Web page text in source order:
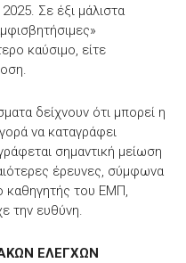
Σε έξι μάλιστα
καύσιμο, είτε
δείχνουν ότι μπορεί η
να καταγράφει
σημαντική μείωση
έρευνες, σύμφωνα
καθηγητής του ΕΜΠ,
την ευθύνη.
ΕΛΕΓΧΩΝ